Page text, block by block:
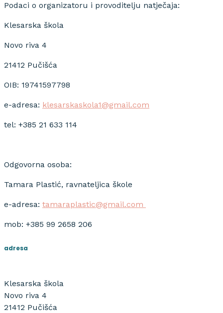
Podaci o organizatoru i provoditelju natječaja:
Klesarska škola
Novo riva 4
21412 Pučišća
OIB: 19741597798
e-adresa: klesarskaskola1@gmail.com
tel: +385 21 633 114
Odgovorna osoba:
Tamara Plastić, ravnateljica škole
e-adresa: tamaraplastic@gmail.com
mob: +385 99 2658 206
adresa
Klesarska škola
Novo riva 4
21412 Pučišća